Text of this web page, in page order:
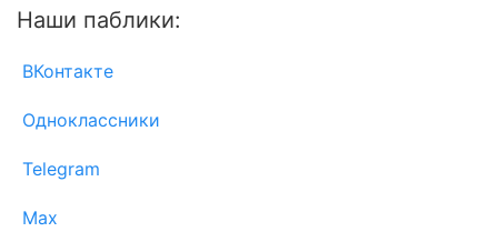
Наши паблики:
ВКонтакте
Одноклассники
Telegram
Max